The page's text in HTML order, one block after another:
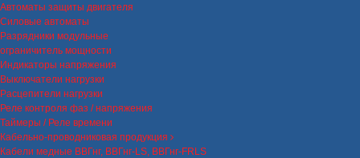
Автоматы защиты двигателя
Силовые автоматы
Разрядники модульные
ограничитель мощности
Индикаторы напряжения
Выключатели нагрузки
Расцепители нагрузки
Реле контроля фаз / напряжения
Таймеры / Реле времени
Кабельно-проводниковая продукция
Кабели медные ВВГнг, ВВГнг-LS, ВВГнг-FRLS